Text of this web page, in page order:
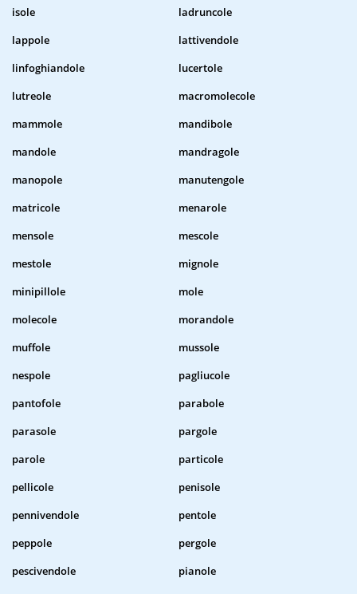
isole
ladruncole
lappole
lattivendole
linfoghiandole
lucertole
lutreole
macromolecole
mammole
mandibole
mandole
mandragole
manopole
manutengole
matricole
menarole
mensole
mescole
mestole
mignole
minipillole
mole
molecole
morandole
muffole
mussole
nespole
pagliucole
pantofole
parabole
parasole
pargole
parole
particole
pellicole
penisole
pennivendole
pentole
peppole
pergole
pescivendole
pianole